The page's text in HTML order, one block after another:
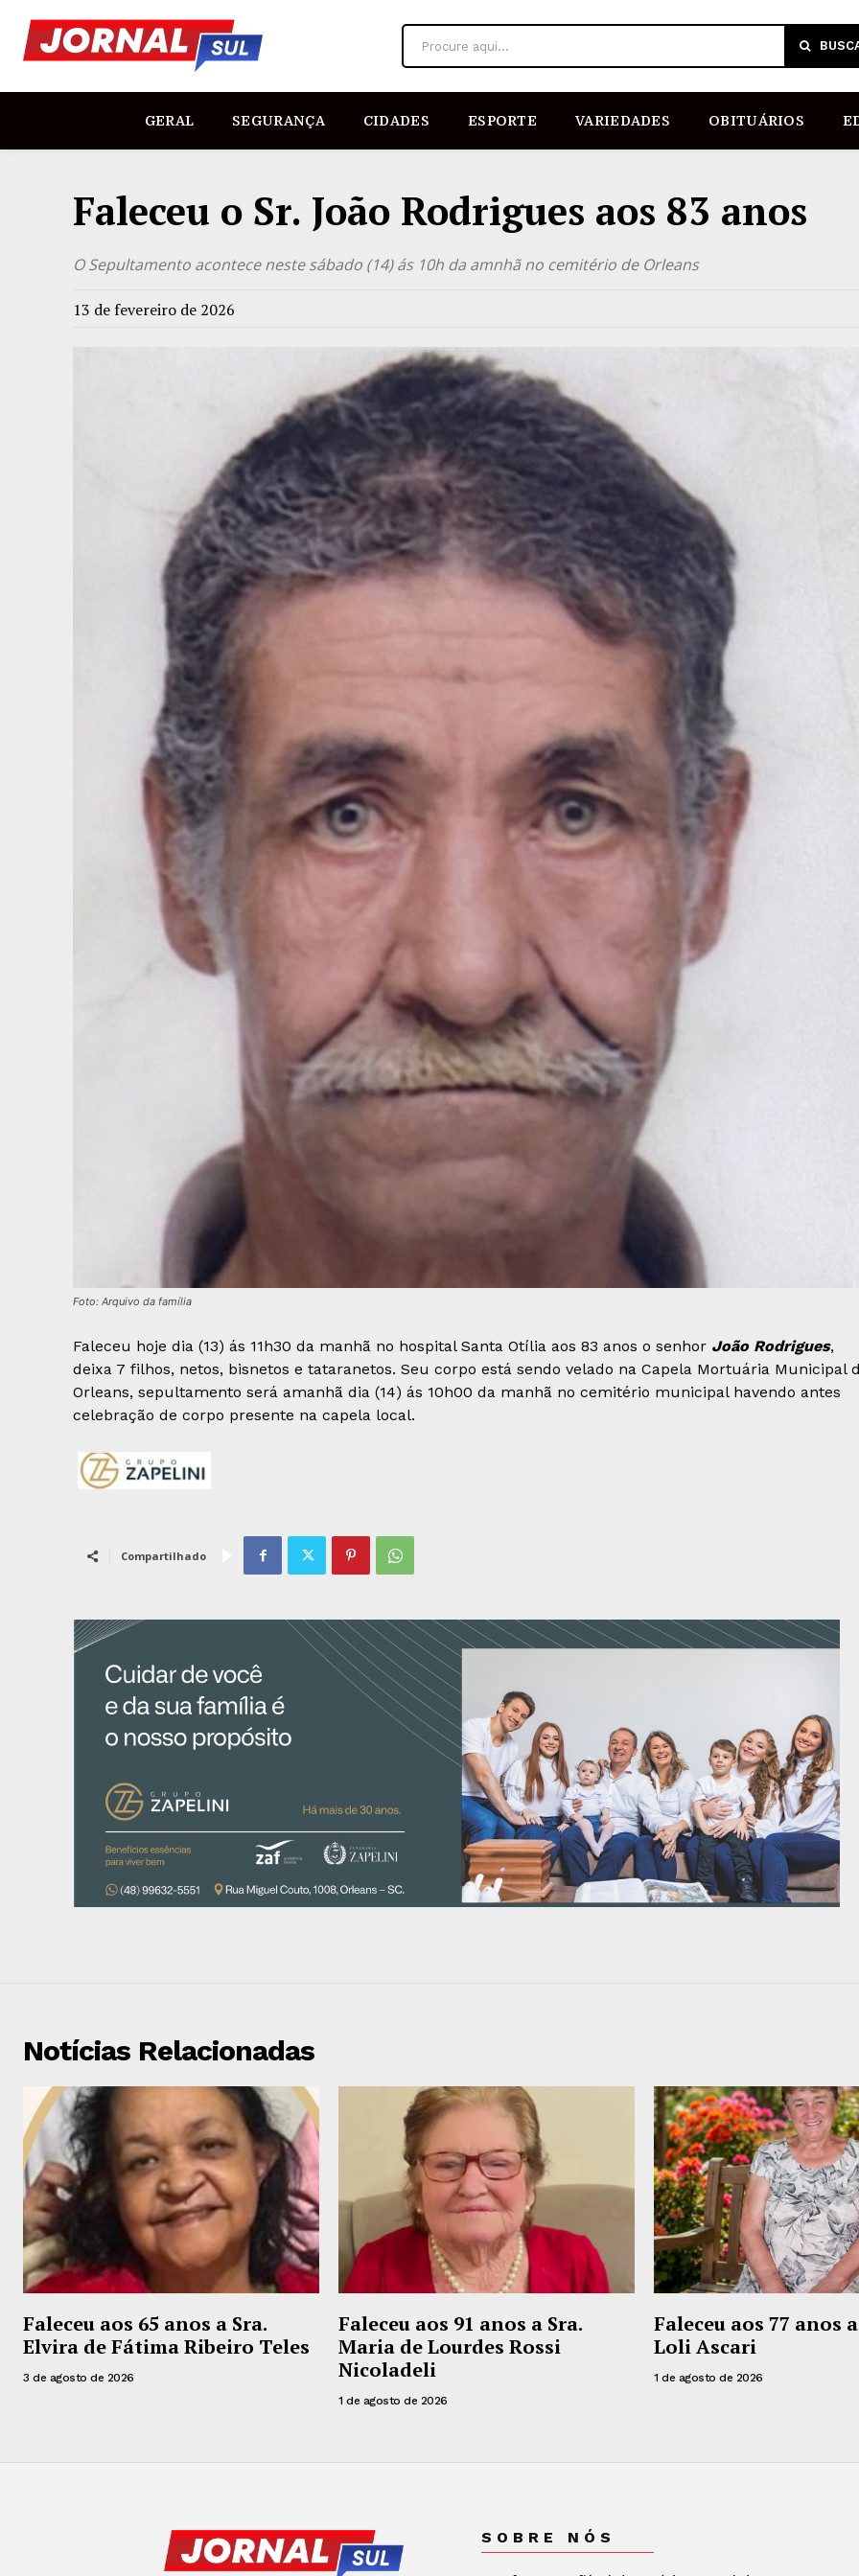
Procure aqui...
GERAL SEGURANÇA CIDADES ESPORTE VARIEDADES OBITUÁRIOS
Faleceu o Sr. João Rodrigues aos 83 anos
O Sepultamento acontece neste sábado (14) ás 10h da amnhã no cemitério de Orleans
13 de fevereiro de 2026
Foto: Arquivo da família
Faleceu hoje dia (13) ás 11h30 da manhã no hospital Santa Otília aos 83 anos o senhor João Rodrigues,
deixa 7 filhos, netos, bisnetos e tataranetos. Seu corpo está sendo velado na Capela Mortuária Municipal
Orleans, sepultamento será amanhã dia (14) ás 10h00 da manhã no cemitério municipal havendo antes
celebração de corpo presente na capela local.
Compartilhado
Notícias Relacionadas
Faleceu aos 65 anos a Sra.
Elvira de Fátima Ribeiro Teles
3 de agosto de 2026
Faleceu aos 91 anos a Sra.
Maria de Lourdes Rossi
Nicoladeli
1 de agosto de 2026
Faleceu aos 77 anos
Loli Ascari
1 de agosto de 2026
SOBRE NÓS